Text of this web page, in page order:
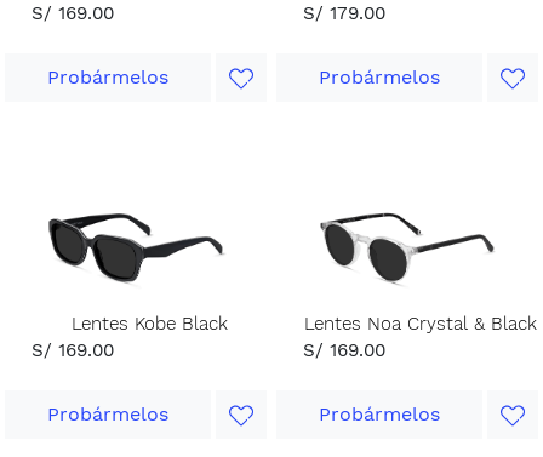
S/ 169.00
Probármelos
S/ 179.00
Probármelos
Lentes Kobe Black
S/ 169.00
Probármelos
Lentes Noa Crystal & Black
S/ 169.00
Probármelos